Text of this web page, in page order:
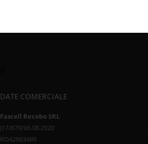
DATE COMERCIALE
Fascell Recobo SRL
J17/879/06.08.2020
RO42883489